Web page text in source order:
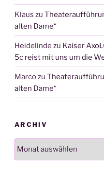
Klaus zu
alten Dame“
Heidelinde zu Kaiser
5c reist mit uns um die
Marcozu
alten Dame“
ARCHIV
Archiv